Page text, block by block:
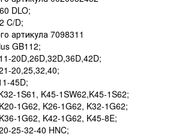
DLO;
C/D;
артикула 7098311
GB112;
20D,26D,32D,36D,42D;
20,25,32,40;
45D;
1S61, K45-1SW62,K45-1S62;
1G62, K26-1G62, K32-1G62;
1G62, K42-1G62, K45-8E;
25-32-40 HNC;